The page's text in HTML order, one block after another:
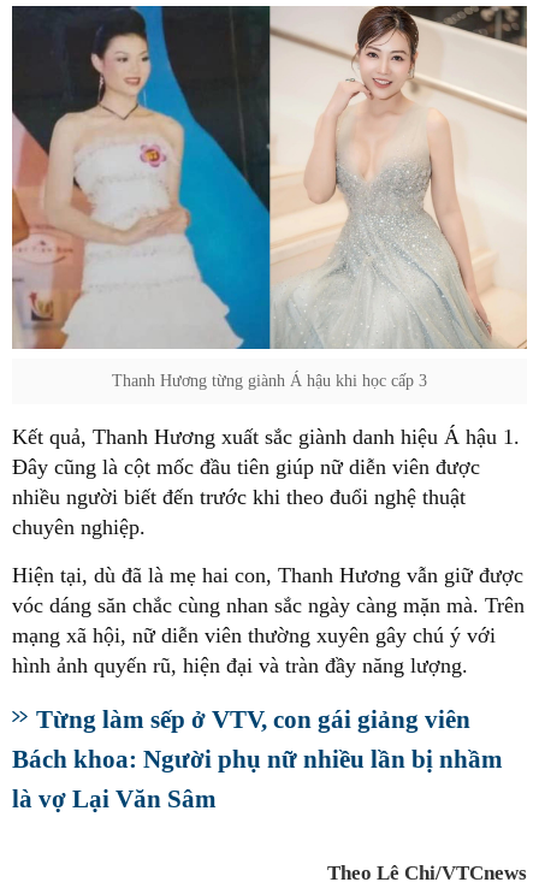
Thanh Hương từng giành Á hậu khi học cấp 3
Kết quả, Thanh Hương xuất sắc giành danh hiệu Á hậu 1.
Đây cũng là cột mốc đầu tiên giúp nữ diễn viên được
nhiều người biết đến trước khi theo đuổi nghệ thuật
chuyên nghiệp.
Hiện tại, dù đã là mẹ hai con, Thanh Hương vẫn giữ được
vóc dáng săn chắc cùng nhan sắc ngày càng mặn mà. Trên
mạng xã hội, nữ diễn viên thường xuyên gây chú ý với
hình ảnh quyến rũ, hiện đại và tràn đầy năng lượng.
Từng làm sếp ở VTV, con gái giảng viên
Bách khoa: Người phụ nữ nhiều lần bị nhầm
là vợ Lại Văn Sâm
Theo Lê Chi/VTCnews